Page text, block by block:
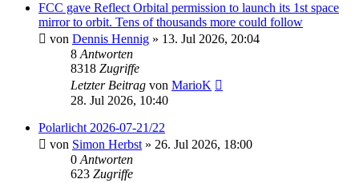
FCC gave Reflect Orbital permission to launch its 1st space
mirror to orbit. Tens of thousands more could follow
von Dennis Hennig » 13. Jul 2026, 20:04
8 Antworten
8318 Zugriffe
Letzter Beitrag von MarioK
28. Jul 2026, 10:40
Polarlicht 2026-07-21/22
von Simon Herbst » 26. Jul 2026, 18:00
0 Antworten
623 Zugriffe